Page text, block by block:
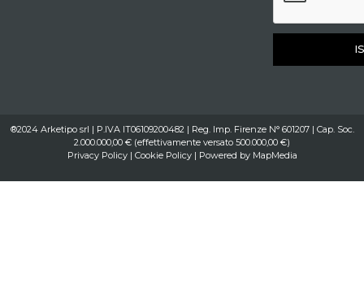
®2024 Arketipo srl | P.IVA IT06109200482 | Reg. Imp. Firenze N° 601207 | Cap. Soc.
2.000.000,00 € (effettivamente versato 500.000,00 €)
Privacy Policy| Cookie Policy| Powered by MapMedia